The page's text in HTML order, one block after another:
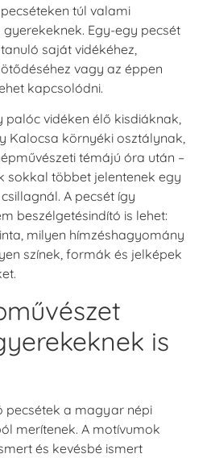
túl valami
Egy-egy pecsét
saját vidékéhez,
vagy az éppen
kapcsolódni.
palóc vidéken élő kisdiáknak,
Kalocsa környéki osztálynak,
témájú óra után –
sokkal többet jelentenek egy
A pecsét így
beszélgetésindító is lehet:
milyen hímzéshagyomány
színek, formák és jelképek
is
pecsétek a magyar népi
merítenek. A motívumok
és kevésbé ismert